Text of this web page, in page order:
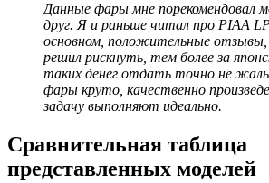
Данные фары мне порекомендовал
друг. Я и раньше читал про PIAA
основном, положительные
решил рискнуть, тем более за
таких денег отдать точно не
фары круто, качественно
задачу выполняют идеально.
Сравнительная таблица
представленных моделей